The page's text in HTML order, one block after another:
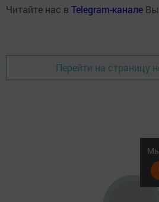
Читайте нас в Telegram-канале
Перейти на страницу